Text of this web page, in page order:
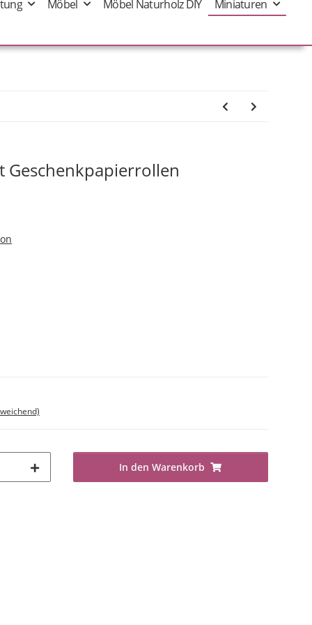
Möbel Möbel Naturholz DIY Miniaturen
Geschenkpapierrollen
In den Warenkorb